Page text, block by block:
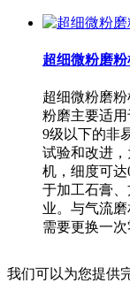
超细微粉磨粉
超细微粉磨
粉磨主要适
9级以下的非
试验和改进
机，细度可
于加工石膏
业。与气流
需要更换一
我们可以为您提供